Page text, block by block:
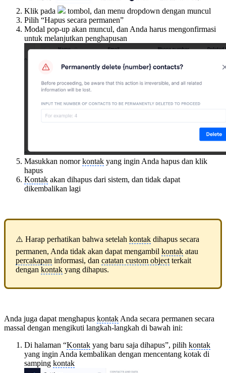
Klik pada
tombol, dan menu dropdown dengan muncul
Pilih “Hapus secara permanen”
Modal pop-up akan muncul, dan Anda harus mengonfirmasi
untuk melanjutkan penghapusan
Masukkan nomorkontak yang ingin Anda hapus dan klik
hapus
Kontak akan dihapus dari sistem, dan tidak dapat
dikembalikan lagi
⚠️ Harap perhatikan bahwa setelah kontak dihapus secara
permanen, Anda tidak akan dapat mengambil kontak atau
percakapan informasi, dan catatan custom objectterkait
dengan kontak yang dihapus.
Anda juga dapat menghapus kontakAnda secara permanen secara
massal dengan mengikuti langkah-langkah di bawah ini:
Di halaman “Kontak yang baru saja dihapus”, pilih kontak
yang ingin Anda kembalikan dengan mencentang kotak di
samping kontak